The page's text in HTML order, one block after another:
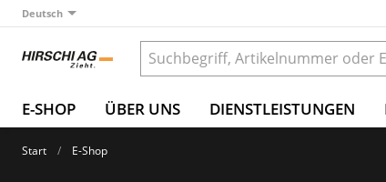
Deutsch
E-SHOP ÜBER UNS DIENSTLEISTUNGEN
Start E-Shop